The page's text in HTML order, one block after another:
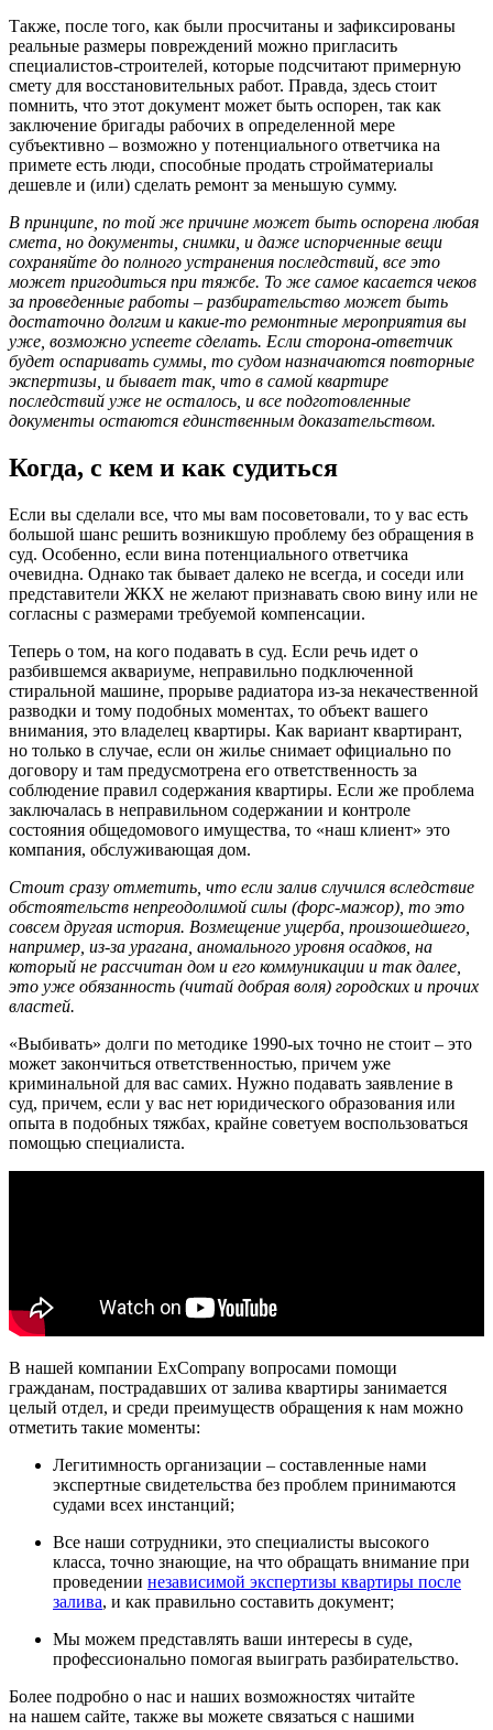
Также, после того, как были просчитаны и зафиксированы
реальные размеры повреждений можно пригласить
специалистов-строителей, которые подсчитают примерную
смету для восстановительных работ. Правда, здесь стоит
помнить, что этот документ может быть оспорен, так как
заключение бригады рабочих в определенной мере
субъективно – возможно у потенциального ответчика на
примете есть люди, способные продать стройматериалы
дешевле и (или) сделать ремонт за меньшую сумму.
В принципе, по той же причине может быть оспорена любая
смета, но документы, снимки, и даже испорченные вещи
сохраняйте до полного устранения последствий, все это
может пригодиться при тяжбе. То же самое касается чеков
за проведенные работы – разбирательство может быть
достаточно долгим и какие-то ремонтные мероприятия вы
уже, возможно успеете сделать. Если сторона-ответчик
будет оспаривать суммы, то судом назначаются повторные
экспертизы, и бывает так, что в самой квартире
последствий уже не осталось, и все подготовленные
документы остаются единственным доказательством.
Когда, с кем и как судиться
Если вы сделали все, что мы вам посоветовали, то у вас есть
большой шанс решить возникшую проблему без обращения в
суд. Особенно, если вина потенциального ответчика
очевидна. Однако так бывает далеко не всегда, и соседи или
представители ЖКХ не желают признавать свою вину или не
согласны с размерами требуемой компенсации.
Теперь о том, на кого подавать в суд. Если речь идет о
разбившемся аквариуме, неправильно подключенной
стиральной машине, прорыве радиатора из-за некачественной
разводки и тому подобных моментах, то объект вашего
внимания, это владелец квартиры. Как вариант квартирант,
но только в случае, если он жилье снимает официально по
договору и там предусмотрена его ответственность за
соблюдение правил содержания квартиры. Если же проблема
заключалась в неправильном содержании и контроле
состояния общедомового имущества, то «наш клиент» это
компания, обслуживающая дом.
Стоит сразу отметить, что если залив случился вследствие
обстоятельств непреодолимой силы (форс-мажор), то это
совсем другая история. Возмещение ущерба, произошедшего,
например, из-за урагана, аномального уровня осадков, на
который не рассчитан дом и его коммуникации и так далее,
это уже обязанность (читай добрая воля) городских и прочих
властей.
«Выбивать» долги по методике 1990-ых точно не стоит – это
может закончиться ответственностью, причем уже
криминальной для вас самих. Нужно подавать заявление в
суд, причем, если у вас нет юридического образования или
опыта в подобных тяжбах, крайне советуем воспользоваться
помощью специалиста.
В нашей компании ExCompany вопросами помощи
гражданам, пострадавших от залива квартиры занимается
целый отдел, и среди преимуществ обращения к нам можно
отметить такие моменты:
Легитимность организации – составленные нами
экспертные свидетельства без проблем принимаются
судами всех инстанций;
Все наши сотрудники, это специалисты высокого
класса, точно знающие, на что обращать внимание при
проведении независимой экспертизы квартиры после
залива, и как правильно составить документ;
Мы можем представлять ваши интересы в суде,
профессионально помогая выиграть разбирательство.
Более подробно о нас и наших возможностях читайте
на нашем сайте, также вы можете связаться с нашими